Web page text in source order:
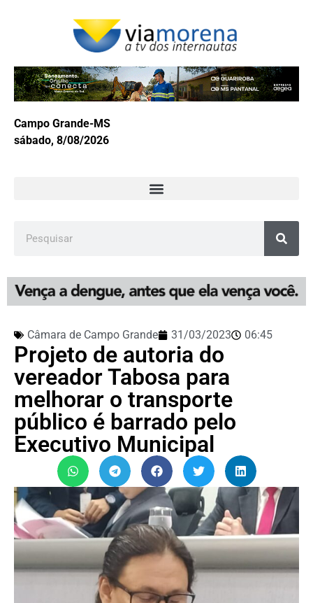
Campo Grande-MS
sábado, 8/08/2026
Câmara de Campo Grande 31/03/2023 06:45
Projeto de autoria do
vereador Tabosa para
melhorar o transporte
público é barrado pelo
Executivo Municipal